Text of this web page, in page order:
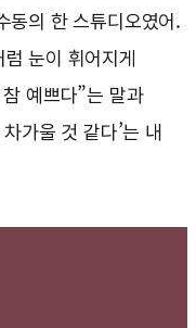
동의 한 스튜디오였어.
눈이 휘어지게
예쁘다”는 말과
가울 것 같다’는 내